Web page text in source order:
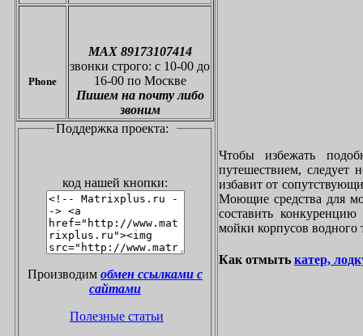
Phone
МАХ 89173107414
звонки строго: с 10-00 до
16-00 по Москве
Пишем на почту либо
звоним
Поддержка проекта:
код нашей кнопки:
Производим обмен ссылками с
сайтами
Полезные статьи
Чтобы избежать
путешествием, следует
избавит от
Моющие средства для
составить
мойки корпусов водного
Как отмыть катер,